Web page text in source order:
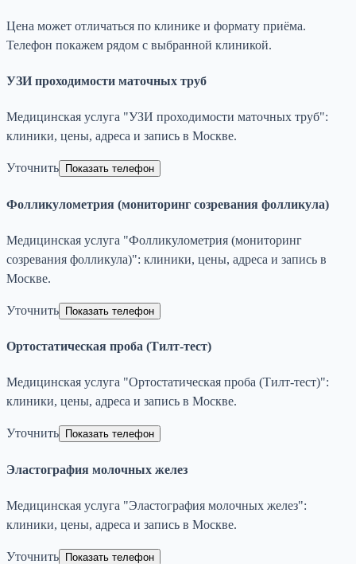
Цена может отличаться по клинике и формату приёма.
Телефон покажем рядом с выбранной клиникой.
УЗИ проходимости маточных труб
Медицинская услуга "УЗИ проходимости маточных труб":
клиники, цены, адреса и запись в Москве.
Уточнить Показать телефон
Фолликулометрия (мониторинг созревания фолликула)
Медицинская услуга "Фолликулометрия (мониторинг
созревания фолликула)": клиники, цены, адреса и запись в
Москве.
Уточнить Показать телефон
Ортостатическая проба (Тилт-тест)
Медицинская услуга "Ортостатическая проба (Тилт-тест)":
клиники, цены, адреса и запись в Москве.
Уточнить Показать телефон
Эластография молочных желез
Медицинская услуга "Эластография молочных желез":
клиники, цены, адреса и запись в Москве.
Уточнить Показать телефон